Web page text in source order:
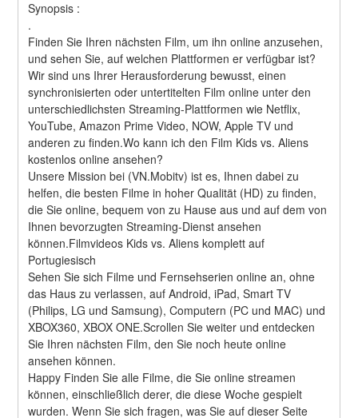
Synopsis :
.
Finden Sie Ihren nächsten Film, um ihn online anzusehen,
und sehen Sie, auf welchen Plattformen er verfügbar ist?
Wir sind uns Ihrer Herausforderung bewusst, einen
synchronisierten oder untertitelten Film online unter den
unterschiedlichsten Streaming-Plattformen wie Netflix,
YouTube, Amazon Prime Video, NOW, Apple TV und
anderen zu finden.Wo kann ich den Film Kids vs. Aliens
kostenlos online ansehen?
Unsere Mission bei (VN.Mobitv) ist es, Ihnen dabei zu
helfen, die besten Filme in hoher Qualität (HD) zu finden,
die Sie online, bequem von zu Hause aus und auf dem von
Ihnen bevorzugten Streaming-Dienst ansehen
können.Filmvideos Kids vs. Aliens komplett auf
Portugiesisch
Sehen Sie sich Filme und Fernsehserien online an, ohne
das Haus zu verlassen, auf Android, iPad, Smart TV
(Philips, LG und Samsung), Computern (PC und MAC) und
XBOX360, XBOX ONE.Scrollen Sie weiter und entdecken
Sie Ihren nächsten Film, den Sie noch heute online
ansehen können.
Happy Finden Sie alle Filme, die Sie online streamen
können, einschließlich derer, die diese Woche gespielt
wurden. Wenn Sie sich fragen, was Sie auf dieser Seite